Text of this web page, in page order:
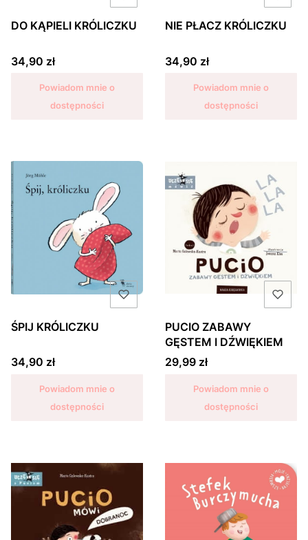
DO KĄPIELI KRÓLICZKU
Cena
34,90 zł
Powiadom mnie o
dostępności
NIE PŁACZ KRÓLICZKU
Cena
34,90 zł
Powiadom mnie o
dostępności
ŚPIJ KRÓLICZKU
Cena
34,90 zł
Powiadom mnie o
dostępności
PUCIO ZABAWY
GĘSTEM I DŹWIĘKIEM
Cena
29,99 zł
Powiadom mnie o
dostępności